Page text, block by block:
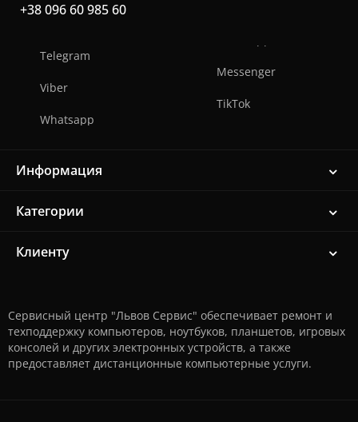
+38 096 60 985 60
Telegram
Viber
Whatsapp
Messenger
TikTok
Информация
Категории
Клиенту
Сервисный центр "Львов Сервис" обеспечивает ремонт и
техподдержку компьютеров, ноутбуков, планшетов, игровых
консолей и других электронных устройств, а также
предоставляет дистанционные компьютерные услуги.